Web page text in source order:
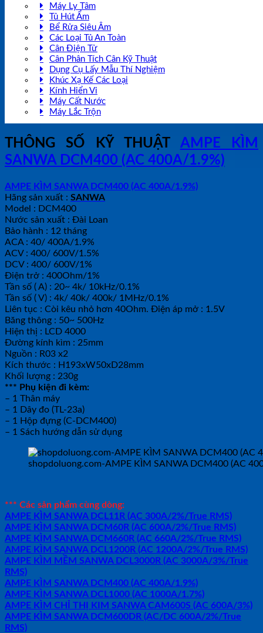
Máy Ly Tâm
Tủ Hút Ẩm
Bể Rửa Siêu Âm
Các Loại Tủ An Toàn
Cân Điện Tử
Cân Phân Tích Cân Kỹ Thuật
Dụng Cụ Lấy Mẫu Thí Nghiệm
Khúc Xạ Kế Các Loại
Kính Hiển Vi
Máy Cất Nước
Máy Lắc Trộn
THÔNG SỐ KỸ THUẬT AMPE KÌM
SANWA DCM400 (AC 400A/1.9%)
AMPE KÌM SANWA DCM400 (AC 400A/1.9%)
Hãng sản xuất : SANWA
Model : DCM400
Nước sản xuất : Đài Loan
Bảo hành : 12 tháng
ACA : 40/ 400A/1.9%
ACV : 400/ 600V/1.5%
DCV : 400/ 600V/1%
Điện trở : 400Ohm/1%
Tần số ( A) : 20~ 4k/ 10kHz/0.1%
Tần số ( V) : 4k/ 40k/ 400k/ 1MHz/0.1%
Liên tục : Còi kêu nhỏ hơn 40Ohm. Điện áp mở : 1.5V
Băng thông : 50~ 500Hz
Hiện thị : LCD 4000
Đường kính kìm : 25mm
Nguồn : R03 x2
Kích thước : H193xW50xD28mm
Khối lượng : 230g
*** Phụ kiện đi kèm:
– 1 Thân máy
– 1 Dây đo (TL-23a)
– 1 Hộp đựng (C-DCM400)
– 1 Sách hướng dẫn sử dụng
shopdoluong.com-AMPE KÌM SANWA DCM400 (AC
*** Các sản phẩm cùng dòng:
AMPE KÌM SANWA DCL11R (AC 300A/2%/True RMS)
AMPE KÌM SANWA DCM60R (AC 600A/2%/True RMS)
AMPE KÌM SANWA DCM660R (AC 660A/2%/True RMS)
AMPE KÌM SANWA DCL1200R (AC 1200A/2%/True RMS)
AMPE KÌM MỀM SANWA DCL3000R (AC 3000A/3%/True
RMS)
AMPE KÌM SANWA DCM400 (AC 400A/1.9%)
AMPE KÌM SANWA DCL1000 (AC 1000A/1.7%)
AMPE KÌM CHỈ THỊ KIM SANWA CAM600S (AC 600A/3%)
AMPE KÌM SANWA DCM600DR (AC/DC 600A/2%/True
RMS)